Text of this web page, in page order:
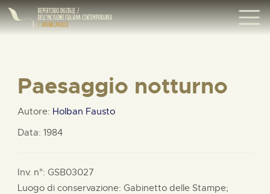
Paesaggio notturno
Autore: Holban Fausto
Data: 1984
Inv. n°: GSB03027
Luogo di conservazione: Gabinetto delle Stampe;